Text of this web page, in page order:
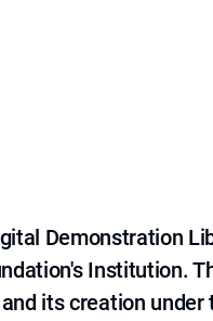
Demonstration
Institution.
its creation